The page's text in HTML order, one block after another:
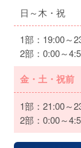
日～木・祝
1部：19:00～
2部：0:00～
金・土・祝前
1部：21:00～
2部：0:00～